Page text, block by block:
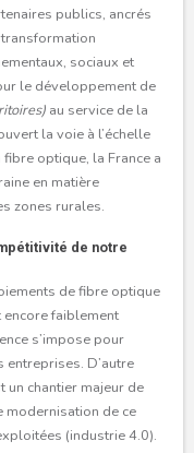
publics, ancrés
sociaux et
le développement de
au service de la
la voie à l’échelle
optique, la France a
en matière
zones rurales.
de notre
de fibre optique
faiblement
s’impose pour
D’autre
chantier majeur de
modernisation de ce
(industrie 4.0).